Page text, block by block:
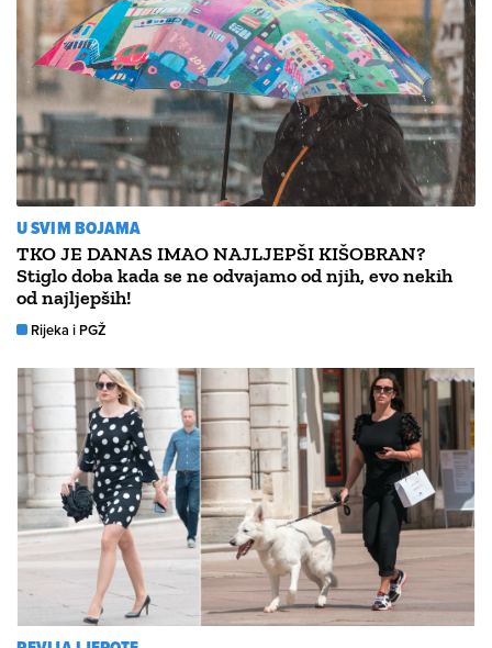
U SVIM BOJAMA
TKO JE DANAS IMAO NAJLJEPŠI KIŠOBRAN?
Stiglo doba kada se ne odvajamo od njih, evo nekih
od najljepših!
Rijeka i PGŽ